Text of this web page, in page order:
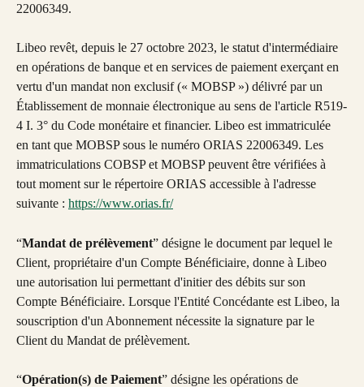
22006349.
Libeo revêt, depuis le 27 octobre 2023, le statut d'intermédiaire
en opérations de banque et en services de paiement exerçant en
vertu d'un mandat non exclusif (« MOBSP ») délivré par un
Établissement de monnaie électronique au sens de l'article R519-
4 I. 3° du Code monétaire et financier. Libeo est immatriculée
en tant que MOBSP sous le numéro ORIAS 22006349. Les
immatriculations COBSP et MOBSP peuvent être vérifiées à
tout moment sur le répertoire ORIAS accessible à l'adresse
suivante : https://www.orias.fr/
“Mandat de prélèvement” désigne le document par lequel le
Client, propriétaire d'un Compte Bénéficiaire, donne à Libeo
une autorisation lui permettant d'initier des débits sur son
Compte Bénéficiaire. Lorsque l'Entité Concédante est Libeo, la
souscription d'un Abonnement nécessite la signature par le
Client du Mandat de prélèvement.
“Opération(s) de Paiement” désigne les opérations de